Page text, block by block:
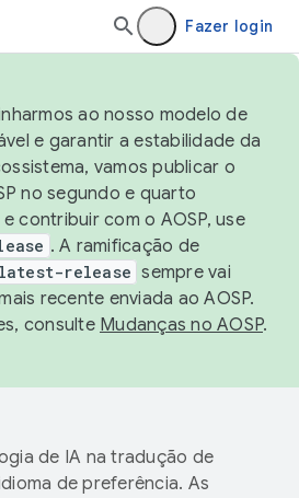
Fazer login
ao nosso modelo de
e garantir a estabilidade da
vamos publicar o
no segundo e quarto
contribuir com o AOSP, use
. A ramificação de
release sempre vai
recente enviada ao AOSP.
consulte Mudanças no AOSP.
de IA na tradução de
de preferência. As